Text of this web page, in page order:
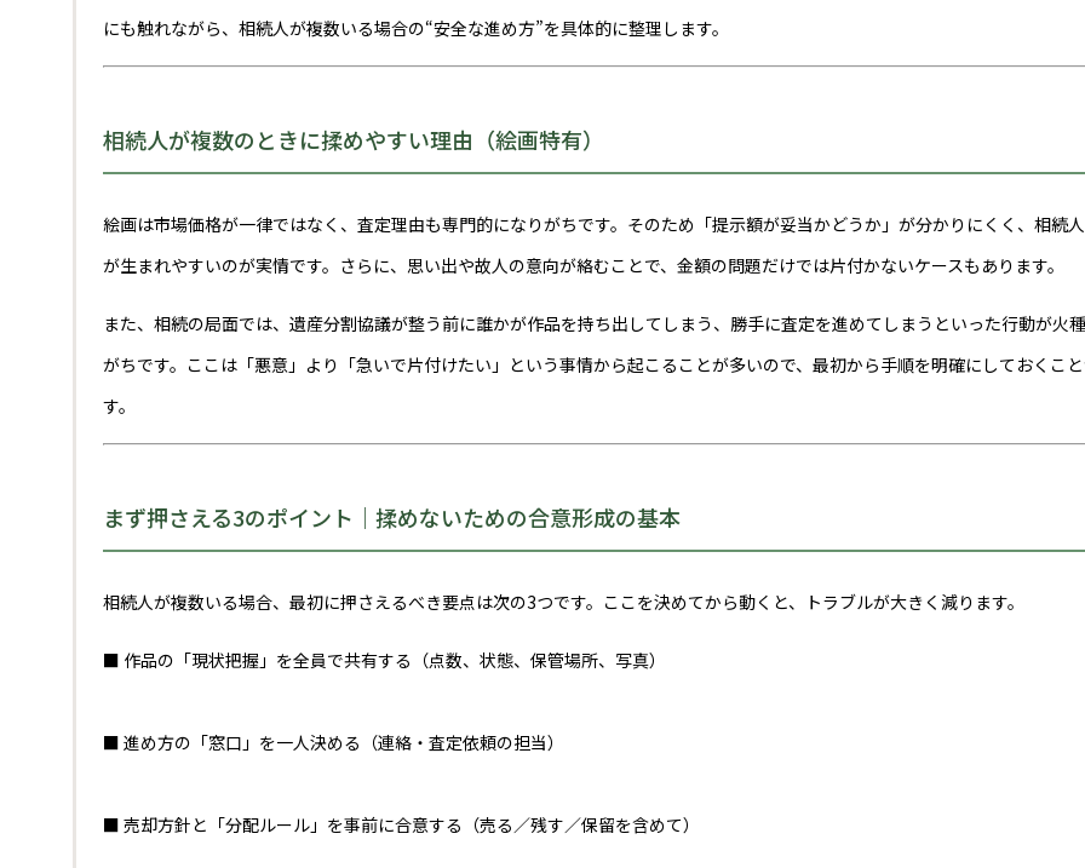
にも触れながら、相続人が複数いる場合の“安全な進め方”を具体的に整理します。
相続人が複数のときに揉めやすい理由（絵画特有）
絵画は市場価格が一律ではなく、査定理由も専門的になりがちです。そのため「提示額が妥当かどうか」が分かりにくく、相続
が生まれやすいのが実情です。さらに、思い出や故人の意向が絡むことで、金額の問題だけでは片付かないケースもあります。
また、相続の局面では、遺産分割協議が整う前に誰かが作品を持ち出してしまう、勝手に査定を進めてしまうといった行動が火
がちです。ここは「悪意」より「急いで片付けたい」という事情から起こることが多いので、最初から手順を明確にしておくこ
す。
まず押さえる3のポイント｜揉めないための合意形成の基本
相続人が複数いる場合、最初に押さえるべき要点は次の3つです。ここを決めてから動くと、トラブルが大きく減ります。
■ 作品の「現状把握」を全員で共有する（点数、状態、保管場所、写真）
■ 進め方の「窓口」を一人決める（連絡・査定依頼の担当）
■ 売却方針と「分配ルール」を事前に合意する（売る／残す／保留を含めて）